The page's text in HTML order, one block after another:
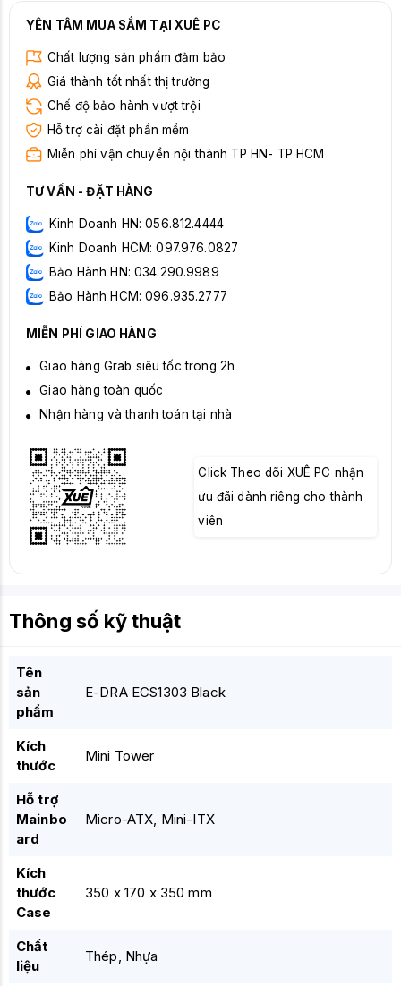
YÊN TÂM MUA SẮM TẠI XUÊ PC
Chất lượng sản phẩm đảm bảo
Giá thành tốt nhất thị trường
Chế độ bảo hành vượt trội
Hỗ trợ cài đặt phần mềm
Miễn phí vận chuyển nội thành TP HN- TP HCM
TƯ VẤN - ĐẶT HÀNG
Kinh Doanh HN: 056.812.4444
Kinh Doanh HCM: 097.976.0827
Bảo Hành HN: 034.290.9989
Bảo Hành HCM: 096.935.2777
MIỄN PHÍ GIAO HÀNG
Giao hàng Grab siêu tốc trong 2h
Giao hàng toàn quốc
Nhận hàng và thanh toán tại nhà
Click Theo dõi XUÊ PC nhận
ưu đãi dành riêng cho thành
viên
Thông số kỹ thuật
Tên
sản
phẩm
E-DRA ECS1303 Black
Kích
thước
Mini Tower
Hỗ trợ
Mainbo
ard
Micro-ATX, Mini-ITX
Kích
thước
Case
350 x 170 x 350 mm
Chất
liệu
Thép, Nhựa